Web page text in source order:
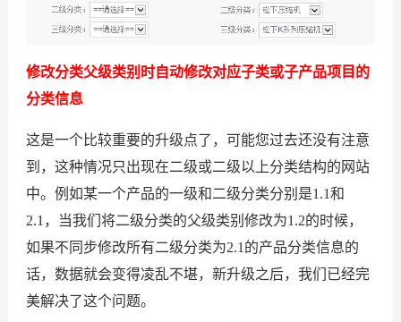
修改分类父级类别时自动修改对应子类或子产品项目的
分类信息
这是一个比较重要的升级点了，可能您过去还没有注意
到，这种情况只出现在二级或二级以上分类结构的网站
中。例如某一个产品的一级和二级分类分别是1.1和
2.1，当我们将二级分类的父级类别修改为1.2的时候，
如果不同步修改所有二级分类为2.1的产品分类信息的
话，数据就会变得凌乱不堪，新升级之后，我们已经完
美解决了这个问题。